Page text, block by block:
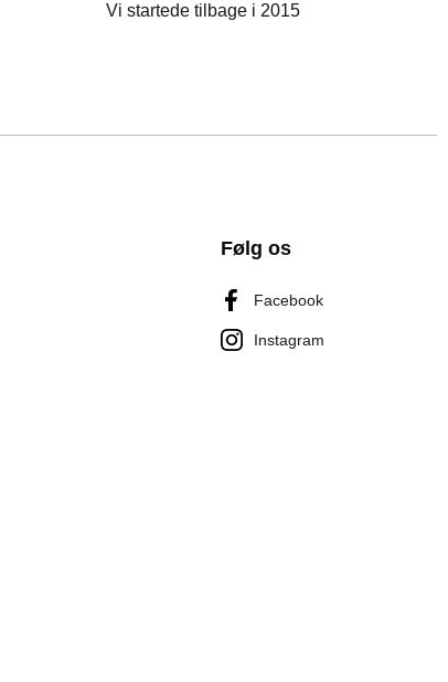
Vi startede tilbage i 2015
Følg os
Facebook
Instagram